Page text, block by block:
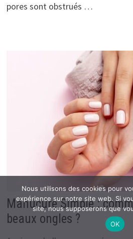
pores sont obstrués …
Manucure Simple :
beaux ongles ?
Nous utilisons des cookies pour
expérience sur notre site web. Si
site, nous supposerons que
OK